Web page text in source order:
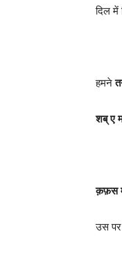
दिल में
हमने
शब् ए
क़फ़स
उस